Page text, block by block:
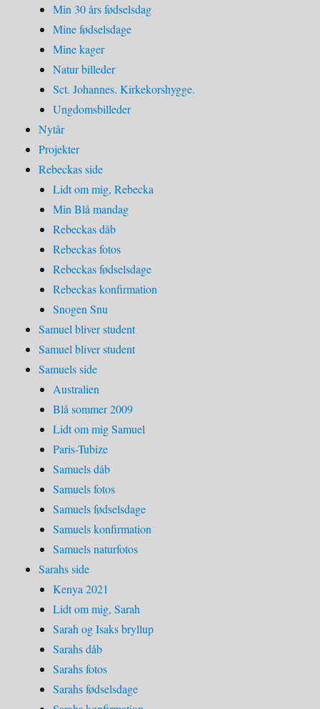
Min 30 års fødselsdag
Mine fødselsdage
Mine kager
Natur billeder
Sct. Johannes. Kirkekorshygge.
Ungdomsbilleder
Nytår
Projekter
Rebeckas side
Lidt om mig, Rebecka
Min Blå mandag
Rebeckas dåb
Rebeckas fotos
Rebeckas fødselsdage
Rebeckas konfirmation
Snogen Snu
Samuel bliver student
Samuel bliver student
Samuels side
Australien
Blå sommer 2009
Lidt om mig Samuel
Paris-Tubize
Samuels dåb
Samuels fotos
Samuels fødselsdage
Samuels konfirmation
Samuels naturfotos
Sarahs side
Kenya 2021
Lidt om mig, Sarah
Sarah og Isaks bryllup
Sarahs dåb
Sarahs fotos
Sarahs fødselsdage